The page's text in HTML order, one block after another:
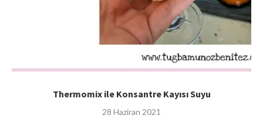
Thermomix ile Konsantre Kayısı Suyu
28 Haziran 2021